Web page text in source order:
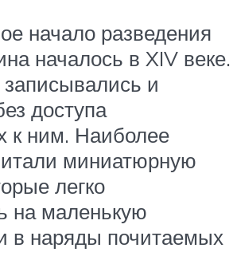
начало разведения
началось в XIV веке.
и
доступа
к ним. Наиболее
миниатюрную
легко
на маленькую
в наряды почитаемых